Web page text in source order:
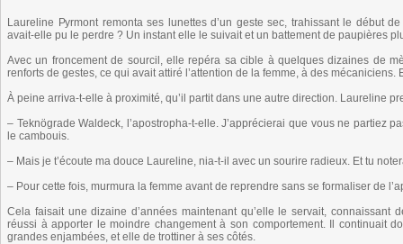
Laureline Pyrmont remonta ses lunettes d’un geste sec, trahissant le début
avait-elle pu le perdre ? Un instant elle le suivait et un battement de paupières
Avec un froncement de sourcil, elle repéra sa cible à quelques dizaines de
renforts de gestes, ce qui avait attiré l’attention de la femme, à des mécaniciens.
À peine arriva-t-elle à proximité, qu’il partit dans une autre direction. Laureline
– Teknögrade Waldeck, l’apostropha-t-elle. J’apprécierai que vous ne partiez
le cambouis.
– Mais je t’écoute ma douce Laureline, nia-t-il avec un sourire radieux. Et tu
– Pour cette fois, murmura la femme avant de reprendre sans se formaliser de
Cela faisait une dizaine d’années maintenant qu’elle le servait, connaissant
réussi à apporter le moindre changement à son comportement. Il continuait
grandes enjambées, et elle de trottiner à ses côtés.